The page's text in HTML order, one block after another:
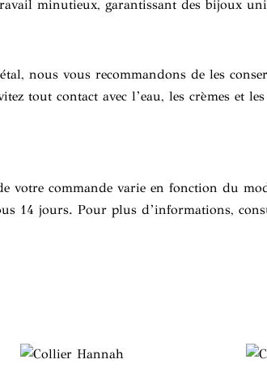
minutieux, garantissant des bijoux
nous vous recommandons de les
tout contact avec l’eau, les crèmes et
votre commande varie en fonction du
14 jours. Pour plus d’informations,